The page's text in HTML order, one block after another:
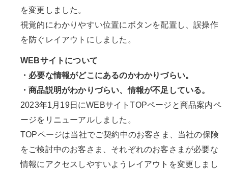
を変更しました。
視覚的にわかりやすい位置にボタンを配置し、誤操作
を防ぐレイアウトにしました。
WEBサイトについて
・必要な情報がどこにあるのかわかりづらい。
・商品説明がわかりづらい、情報が不足している。
2023年1月19日にWEBサイトTOPページと商品案内ペ
ージをリニューアルしました。
TOPページは当社でご契約中のお客さま、当社の保険
をご検討中のお客さま、それぞれのお客さまが必要な
情報にアクセスしやすいようレイアウトを変更しまし